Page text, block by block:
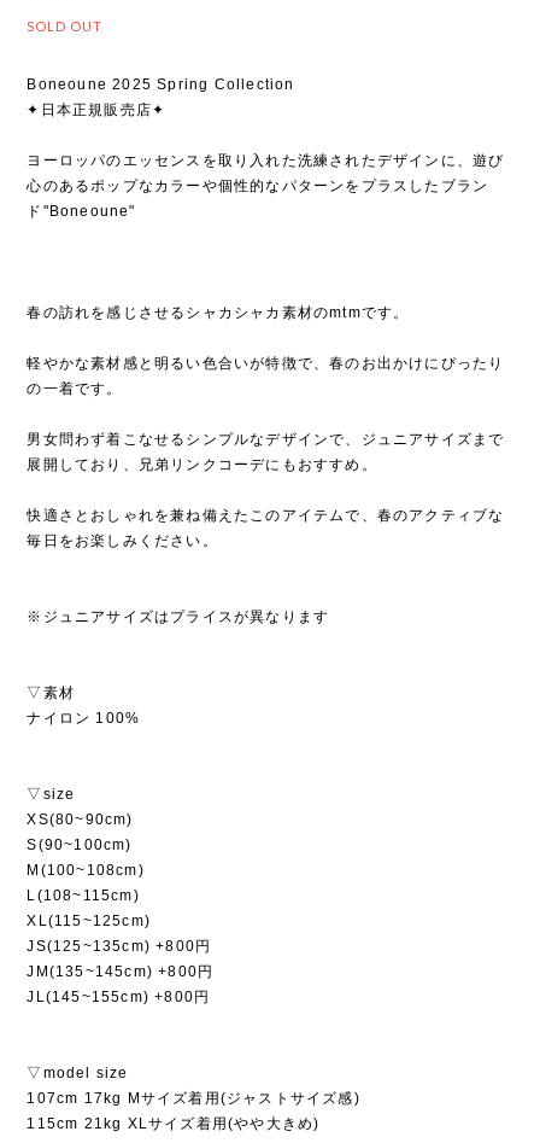
SOLD OUT
Boneoune 2025 Spring Collection
✦日本正規販売店✦
ヨーロッパのエッセンスを取り入れた洗練されたデザインに、遊び
心のあるポップなカラーや個性的なパターンをプラスしたブラン
ド"Boneoune"
春の訪れを感じさせるシャカシャカ素材のmtmです。
軽やかな素材感と明るい色合いが特徴で、春のお出かけにぴったり
の一着です。
男女問わず着こなせるシンプルなデザインで、ジュニアサイズまで
展開しており、兄弟リンクコーデにもおすすめ。
快適さとおしゃれを兼ね備えたこのアイテムで、春のアクティブな
毎日をお楽しみください。
※ジュニアサイズはプライスが異なります
▽素材
ナイロン 100%
▽size
XS(80~90cm)
S(90~100cm)
M(100~108cm)
L(108~115cm)
XL(115~125cm)
JS(125~135cm) +800円
JM(135~145cm) +800円
JL(145~155cm) +800円
▽model size
107cm 17kg Mサイズ着用(ジャストサイズ感)
115cm 21kg XLサイズ着用(やや大きめ)